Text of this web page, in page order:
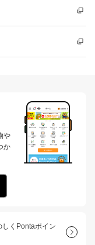
や
か
くPontaポイン